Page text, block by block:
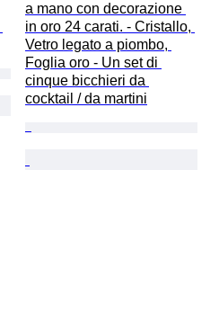
a mano con decorazione
in oro 24 carati. - Cristallo,
Vetro legato a piombo,
Foglia oro - Un set di
cinque bicchieri da
cocktail / da martini